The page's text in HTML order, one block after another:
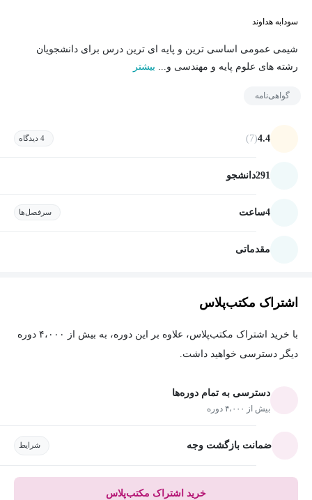
سودابه هداوند
شیمی عمومی اساسی ترین و پایه ای ترین درس برای دانشجویان
رشته های علوم پایه و مهندسی و... بیشتر
گواهی‌نامه
4.4
(7) 4 دیدگاه
291دانشجو
4ساعت سرفصل‌ها
مقدماتی
اشتراک مکتب‌پلاس
با خرید اشتراک مکتب‌پلاس، علاوه بر این دوره، به بیش از ۴،۰۰۰ دوره
دیگر دسترسی خواهید داشت.
دسترسی به تمام دوره‌ها
بیش از ۴،۰۰۰ دوره
ضمانت بازگشت وجه شرایط
خرید اشتراک مکتب‌پلاس